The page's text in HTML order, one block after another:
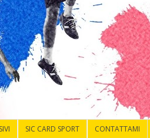
SIC CARD SPORT CONTATTAMI